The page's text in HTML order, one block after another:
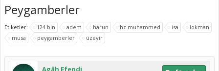
Peygamberler
Etiketler: 124 bin adem harun hz.muhammed isa
lokman
musa
peygamberler üzeyir
Agâh Efendi